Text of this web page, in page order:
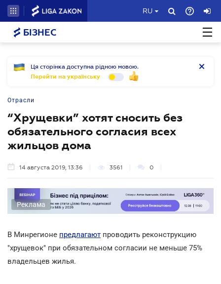
RU
БІЗНЕС
Ця сторінка доступна рідною мовою.
Перейти на українську
Отрасли
“Хрущевки” хотят сносить без
обязательного согласия всех
жильцов дома
14 августа 2019, 13:36 3561 0
Реклама
В Минрегионе предлагают проводить реконструкцию
"хрущевок" при обязательном согласии не меньше 75%
владельцев жилья.